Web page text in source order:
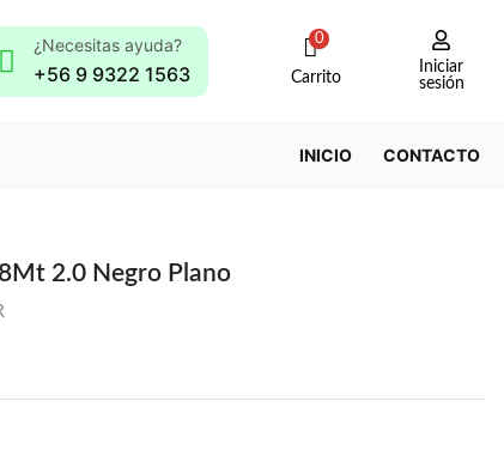
¿Necesitas ayuda?
+56 9 9322 1563
0
Carrito
Iniciar
sesión
INICIO CONTACTO
2.0 Negro Plano